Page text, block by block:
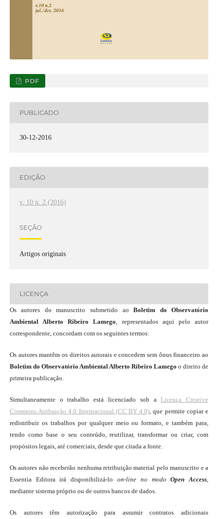
PDF
PUBLICADO
30-12-2016
EDIÇÃO
v. 10 n. 2 (2016)
SEÇÃO
Artigos originais
LICENÇA
Os autores do manuscrito submetido aoBoletim do Observatório
Ambiental Alberto Ribeiro Lamego , representados aqui pelo autor
correspondente, concordam com os seguintes termos:
Os autores mantêm os direitos autorais e concedem sem ônus financeiro ao
Boletim do Observatório Ambiental Alberto Ribeiro Lamegoo direito de
primeira publicação.
Simultaneamente o trabalho está licenciado sob a Licença Creative
Commons Atribuição 4.0 Internacional (CC BY 4.0) , que permite copiar e
redistribuir os trabalhos por qualquer meio ou formato, e também para,
tendo como base o seu conteúdo, reutilizar, transformar ou criar, com
propósitos legais, até comerciais, desde que citada a fonte.
Os autores não receberão nenhuma retribuição material pelo manuscrito e a
Essentia Editora irá disponibilizá-lo on-line no modo Open Access
mediante sistema próprio ou de outros bancos de dados.
Os autores têm autorização para assumir contratos adicionais